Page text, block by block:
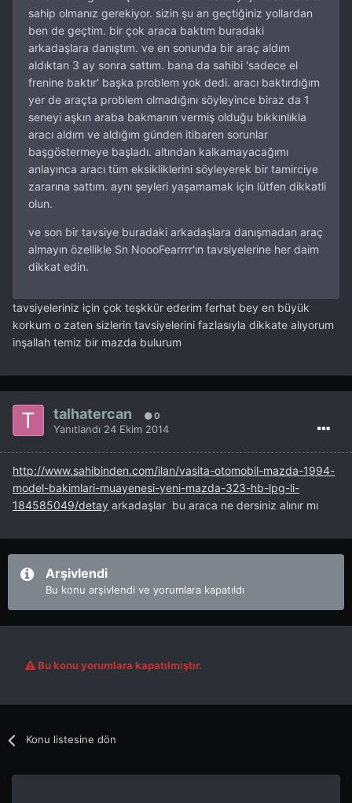
sahip olmanız gerekiyor. sizin şu an geçtiğiniz yollardan
ben de geçtim. bir çok araca baktım buradaki
arkadaşlara danıştım. ve en sonunda bir araç aldım
aldıktan 3 ay sonra sattım. bana da sahibi 'sadece el
frenine baktır' başka problem yok dedi. aracı baktırdığım
yer de araçta problem olmadığını söyleyince biraz da 1
seneyi aşkın araba bakmanın vermiş olduğu bıkkınlıkla
aracı aldım ve aldığım günden itibaren sorunlar
başgöstermeye başladı. altından kalkamayacağımı
anlayınca aracı tüm eksikliklerini söyleyerek bir tamirciye
zararına sattım. aynı şeyleri yaşamamak için lütfen dikkatli
olun.
ve son bir tavsiye buradaki arkadaşlara danışmadan araç
almayın özellikle Sn NoooFearrrr'ın tavsiyelerine her daim
dikkat edin.
tavsiyeleriniz için çok teşkkür ederim ferhat bey en büyük
korkum o zaten sizlerin tavsiyelerini fazlasıyla dikkate alıyorum
inşallah temiz bir mazda bulurum
talhatercan 0
Yanıtlandı 24 Ekim 2014
http://www.sahibinden.com/ilan/vasita-otomobil-mazda-1994-
model-bakimlari-muayenesi-yeni-mazda-323-hb-lpg-li-
184585049/detay arkadaşlar bu araca ne dersiniz alınır mı
Arşivlendi
Bu konu arşivlendi ve yorumlara kapatıldı
Bu konu yorumlara kapatılmıştır.
Konu listesine dön